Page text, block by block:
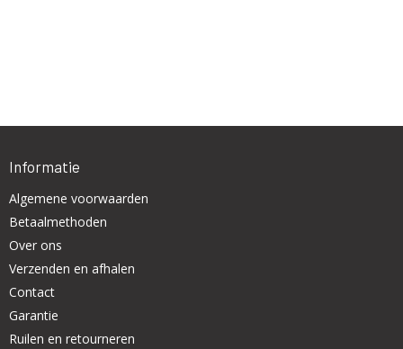
Informatie
Algemene voorwaarden
Betaalmethoden
Over ons
Verzenden en afhalen
Contact
Garantie
Ruilen en retourneren